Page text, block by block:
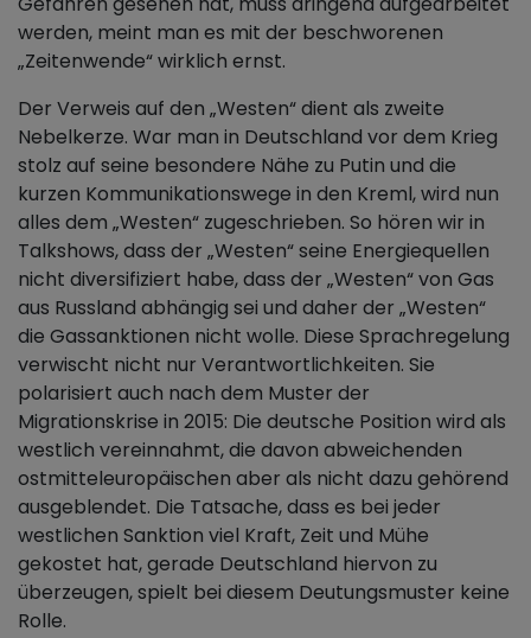
werden, meint man es mit der beschworenen
„Zeitenwende“ wirklich ernst.
Der Verweis auf den „Westen“ dient als zweite
Nebelkerze. War man in Deutschland vor dem Krieg
stolz auf seine besondere Nähe zu Putin und die
kurzen Kommunikationswege in den Kreml, wird nun
alles dem „Westen“ zugeschrieben. So hören wir in
Talkshows, dass der „Westen“ seine Energiequellen
nicht diversifiziert habe, dass der „Westen“ von Gas
aus Russland abhängig sei und daher der „Westen“
die Gassanktionen nicht wolle. Diese Sprachregelung
verwischt nicht nur Verantwortlichkeiten. Sie
polarisiert auch nach dem Muster der
Migrationskrise in 2015: Die deutsche Position wird als
westlich vereinnahmt, die davon abweichenden
ostmitteleuropäischen aber als nicht dazu gehörend
ausgeblendet. Die Tatsache, dass es bei jeder
westlichen Sanktion viel Kraft, Zeit und Mühe
gekostet hat, gerade Deutschland hiervon zu
überzeugen, spielt bei diesem Deutungsmuster keine
Rolle.